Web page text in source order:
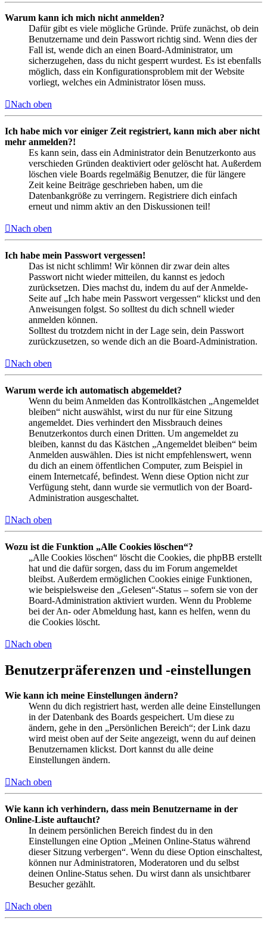
Warum kann ich mich nicht anmelden?
Dafür gibt es viele mögliche Gründe. Prüfe zunächst, ob dein
Benutzername und dein Passwort richtig sind. Wenn dies der
Fall ist, wende dich an einen Board-Administrator, um
sicherzugehen, dass du nicht gesperrt wurdest. Es ist ebenfalls
möglich, dass ein Konfigurationsproblem mit der Website
vorliegt, welches ein Administrator lösen muss.
Nach oben
Ich habe mich vor einiger Zeit registriert, kann mich aber nicht
mehr anmelden?!
Es kann sein, dass ein Administrator dein Benutzerkonto aus
verschieden Gründen deaktiviert oder gelöscht hat. Außerdem
löschen viele Boards regelmäßig Benutzer, die für längere
Zeit keine Beiträge geschrieben haben, um die
Datenbankgröße zu verringern. Registriere dich einfach
erneut und nimm aktiv an den Diskussionen teil!
Nach oben
Ich habe mein Passwort vergessen!
Das ist nicht schlimm! Wir können dir zwar dein altes
Passwort nicht wieder mitteilen, du kannst es jedoch
zurücksetzen. Dies machst du, indem du auf der Anmelde-
Seite auf „Ich habe mein Passwort vergessen“ klickst und den
Anweisungen folgst. So solltest du dich schnell wieder
anmelden können.
Solltest du trotzdem nicht in der Lage sein, dein Passwort
zurückzusetzen, so wende dich an die Board-Administration.
Nach oben
Warum werde ich automatisch abgemeldet?
Wenn du beim Anmelden das Kontrollkästchen „Angemeldet
bleiben“ nicht auswählst, wirst du nur für eine Sitzung
angemeldet. Dies verhindert den Missbrauch deines
Benutzerkontos durch einen Dritten. Um angemeldet zu
bleiben, kannst du das Kästchen „Angemeldet bleiben“ beim
Anmelden auswählen. Dies ist nicht empfehlenswert, wenn
du dich an einem öffentlichen Computer, zum Beispiel in
einem Internetcafé, befindest. Wenn diese Option nicht zur
Verfügung steht, dann wurde sie vermutlich von der Board-
Administration ausgeschaltet.
Nach oben
Wozu ist die Funktion „Alle Cookies löschen“?
„Alle Cookies löschen“ löscht die Cookies, die phpBB erstellt
hat und die dafür sorgen, dass du im Forum angemeldet
bleibst. Außerdem ermöglichen Cookies einige Funktionen,
wie beispielsweise den „Gelesen“-Status – sofern sie von der
Board-Administration aktiviert wurden. Wenn du Probleme
bei der An- oder Abmeldung hast, kann es helfen, wenn du
die Cookies löscht.
Nach oben
Benutzerpräferenzen und -einstellungen
Wie kann ich meine Einstellungen ändern?
Wenn du dich registriert hast, werden alle deine Einstellungen
in der Datenbank des Boards gespeichert. Um diese zu
ändern, gehe in den „Persönlichen Bereich“; der Link dazu
wird meist oben auf der Seite angezeigt, wenn du auf deinen
Benutzernamen klickst. Dort kannst du alle deine
Einstellungen ändern.
Nach oben
Wie kann ich verhindern, dass mein Benutzername in der
Online-Liste auftaucht?
In deinem persönlichen Bereich findest du in den
Einstellungen eine Option „Meinen Online-Status während
dieser Sitzung verbergen“. Wenn du diese Option einschaltest,
können nur Administratoren, Moderatoren und du selbst
deinen Online-Status sehen. Du wirst dann als unsichtbarer
Besucher gezählt.
Nach oben